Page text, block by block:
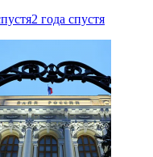
2 года спустя